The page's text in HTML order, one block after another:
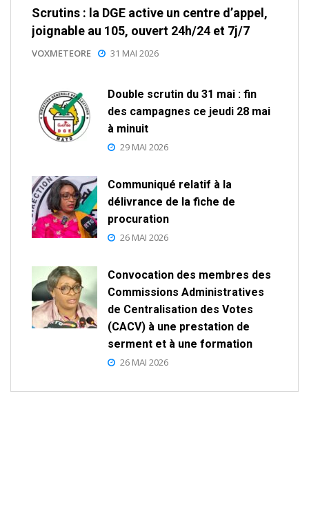
Scrutins : la DGE active un centre d’appel,
joignable au 105, ouvert 24h/24 et 7j/7
VOXMETEORE 31 MAI 2026
Double scrutin du 31 mai : fin
des campagnes ce jeudi 28 mai
à minuit
29 MAI 2026
Communiqué relatif à la
délivrance de la fiche de
procuration
26 MAI 2026
Convocation des membres des
Commissions Administratives
de Centralisation des Votes
(CACV) à une prestation de
serment et à une formation
26 MAI 2026